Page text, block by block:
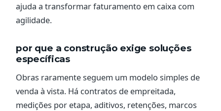
ajuda a transformar faturamento em caixa com
agilidade.
por que a construção exige soluções
específicas
Obras raramente seguem um modelo simples de
venda à vista. Há contratos de empreitada,
medições por etapa, aditivos, retenções, marcos